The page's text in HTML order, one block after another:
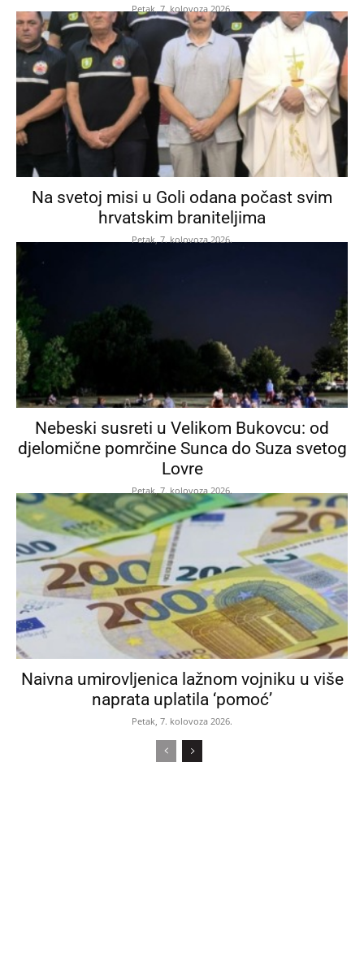
Petak, 7. kolovoza 2026.
Na svetoj misi u Goli odana počast svim
hrvatskim braniteljima
Petak, 7. kolovoza 2026.
Nebeski susreti u Velikom Bukovcu: od
djelomične pomrčine Sunca do Suza svetog
Lovre
Petak, 7. kolovoza 2026.
Naivna umirovljenica lažnom vojniku u više
naprata uplatila ‘pomoć’
Petak, 7. kolovoza 2026.